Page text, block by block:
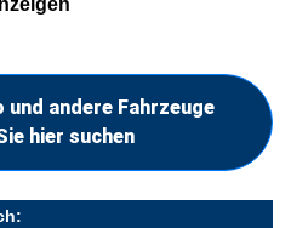
andere Fahrzeuge
hier suchen